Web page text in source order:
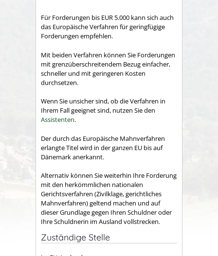
Für Forderungen bis EUR 5.000 kann sich auch
das Europäische Verfahren für geringfügige
Forderungen empfehlen.
Mit beiden Verfahren können Sie Forderungen
mit grenzüberschreitendem Bezug einfacher,
schneller und mit geringeren Kosten
durchsetzen.
Wenn Sie unsicher sind, ob die Verfahren in
Ihrem Fall geeignet sind, nutzen Sie den
Assistenten.
Der durch das Europäische Mahnverfahren
erlangte Titel wird in der ganzen EU bis auf
Dänemark anerkannt.
Alternativ können Sie weiterhin Ihre Forderung
mit den herkömmlichen nationalen
Gerichtsverfahren (Zivilklage, gerichtliches
Mahnverfahren) geltend machen und auf
dieser Grundlage gegen Ihren Schuldner oder
Ihre Schuldnerin im Ausland vollstrecken.
Zuständige Stelle